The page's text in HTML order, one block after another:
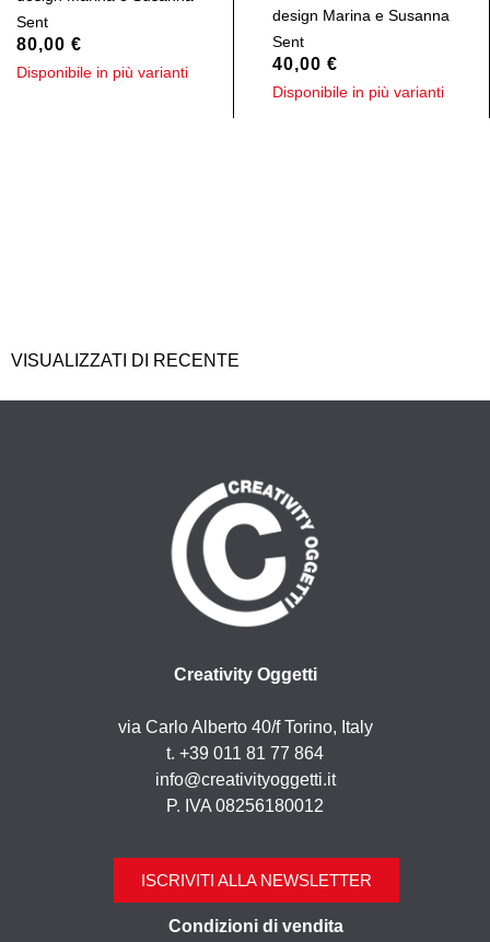
Sent
80,00 €
Disponibile in più varianti
design Marina e Susanna
Sent
40,00 €
Disponibile in più varianti
VISUALIZZATI DI RECENTE
Creativity Oggetti
via Carlo Alberto 40/f Torino, Italy
t. +39 011 81 77 864
info@creativityoggetti.it
P. IVA 08256180012
ISCRIVITI ALLA NEWSLETTER
Condizioni di vendita